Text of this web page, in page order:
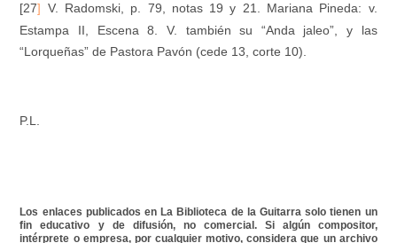
[27] V. Radomski, p. 79, notas 19 y 21. Mariana Pineda: v.
Estampa II, Escena 8. V. también su “Anda jaleo”, y las
“Lorqueñas” de Pastora Pavón (cede 13, corte 10).
P.L.
Los enlaces publicados en La Biblioteca de la Guitarra solo tienen un
fin educativo y de difusión, no comercial. Si algún compositor,
intérprete o empresa, por cualquier motivo, considera que un archivo